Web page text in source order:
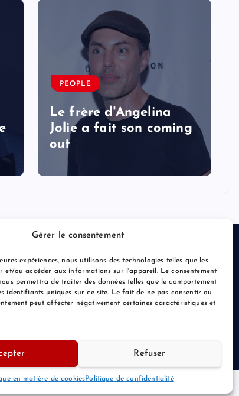
Gérer le consentement
expériences, nous utilisons des technologies telles que les
et/ou accéder aux informations sur l'appareil. Le consentement
permettra de traiter des données telles que le comportement
identifiants uniques sur ce site. Le fait de ne pas consentir ou
peut affecter négativement certaines caractéristiques et
Refuser
en matière de cookiesPolitique de confidentialité
PEOPLE
Le frère d'Angelina
Jolie a fait son coming
out